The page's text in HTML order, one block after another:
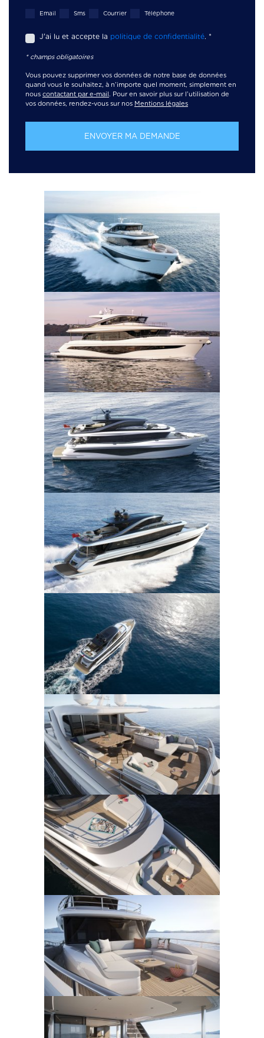
Email Sms Courrier Téléphone
J'ai lu et accepte la politique de confidentialité. *
* champs obligatoires
Vous pouvez supprimer vos données de notre base de données
quand vous le souhaitez, à n’importe quel moment, simplement en
nous contactant par e-mail. Pour en savoir plus sur l’utilisation de
vos données, rendez-vous sur nos Mentions légales
ENVOYER MA DEMANDE